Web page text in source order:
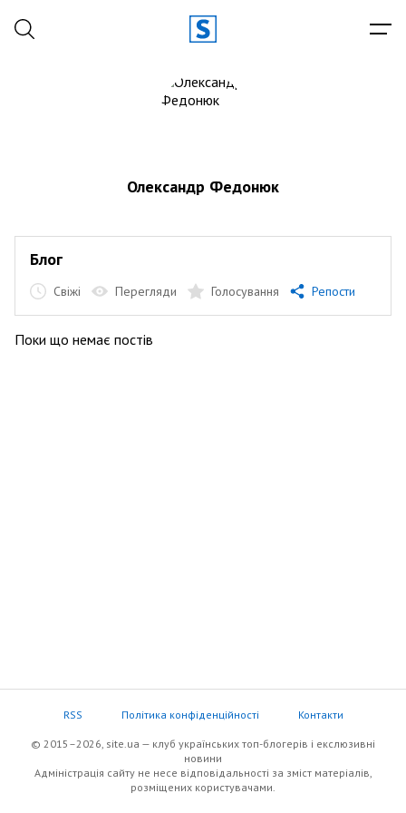
Олександр Федонюк
Блог
Свіжі Перегляди Голосування Репости
Поки що немає постів
RSS Політика конфіденційності Контакти
© 2015–2026, site.ua — клуб українських топ-блогерів i екслюзивнi
новини
Адміністрація сайту не несе відповідальності за зміст матеріалів,
розміщених користувачами.